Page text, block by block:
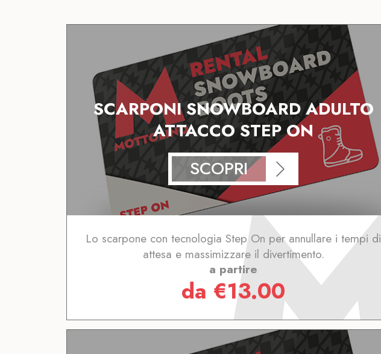
SCARPONI SNOWBOARD ADULTO
ATTACCO STEP ON
SCOPRI
Lo scarpone con tecnologia Step On per annullare i tempi di
attesa e massimizzare il divertimento.
a partire
da €13.00